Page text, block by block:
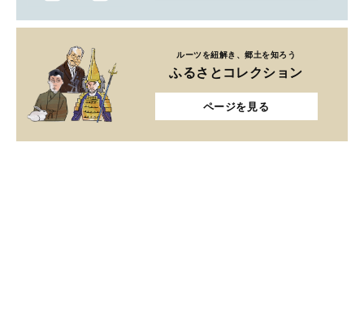
ルーツを紐解き、郷土を知ろう
ふるさとコレクション
ページを見る